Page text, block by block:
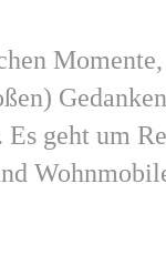
geht um